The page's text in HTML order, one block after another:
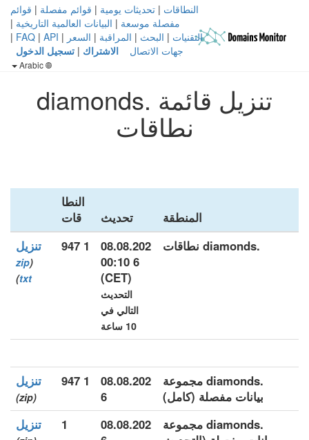
النطاقات | تحديثات يومية | قوائم مفصلة | قوائم
مفصلة موسعة | البيانات العالمية التاريخية |
التقنيات | البحث | المراقبة | السعر |
FAQ | API
|
جهات الاتصال
الاشتراك | تسجيل الدخول
تنزيل قائمة .diamonds
نطاقات
المنطقة تحديث
النطا
قات
.diamonds نطاقات
08.08.202
6 00:10
(CET)
التحديث
التالي في
10 ساعة
1 947 تنزيل
(
zip
txt
)
.diamonds مجموعة
بيانات مفصلة (كامل)
08.08.202
6
1 947 تنزيل
(zip)
.diamonds مجموعة
08.08.202
1 تنزيل